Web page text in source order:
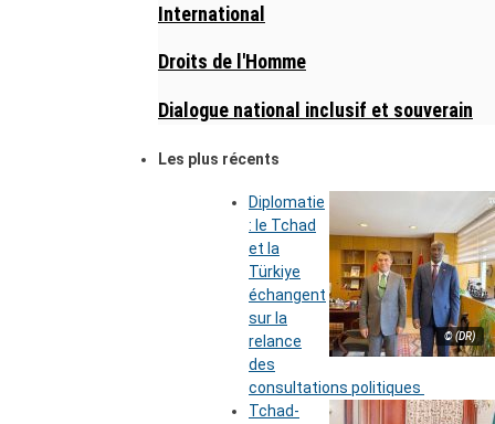
International
Droits de l'Homme
Dialogue national inclusif et souverain
Les plus récents
© (DR)
Diplomatie
: le Tchad
et la
Türkiye
échangent
sur la
relance
des
consultations politiques
Tchad-